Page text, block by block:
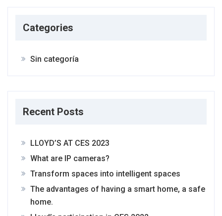
Categories
Sin categoría
Recent Posts
LLOYD’S AT CES 2023
What are IP cameras?
Transform spaces into intelligent spaces
The advantages of having a smart home, a safe
home.